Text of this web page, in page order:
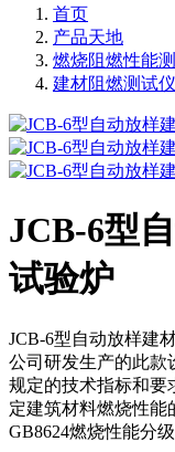
首页
产品天地
燃烧阻燃性能
建材阻燃测试
JCB-6型
试验炉
JCB-6型自动放样建
公司研发生产的此款
规定的技术指标和要
定建筑材料燃烧性能
GB8624燃烧性能分